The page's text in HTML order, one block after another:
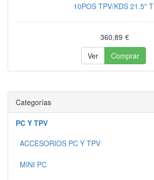
10POS TPV/KDS 21.5" T
360,89 €
Ver
Comprar
Categorías
PC Y TPV
ACCESORIOS PC Y TPV
MINI PC